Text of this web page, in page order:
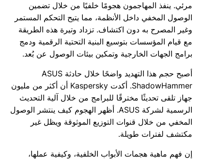
مرئي. ينفذ المهاجمون هجومًا خلفيًا من خلال تضمين
الوصول المخفي داخل الأنظمة، مما يتيح التحكم المستمر
وغير المصرح به دون اكتشاف. تزداد وتيرة هذه الطريقة
مع قيام المؤسسات بتوسيع البنية التحتية الرقمية ودمج
برامج الجهات الخارجية وتمكين بيئات الوصول عن بُعد.
أصبح حجم هذا التهديد واضحًا خلال حادثة ASUS
ShadowHammer. أكدت Kaspersky أن أكثر من مليون
جهاز تلقى تحديثًا مخترقًا للبرامج من خلال آلية التحديث
الرسمية لشركة ASUS. أظهر الهجوم كيف ينتشر الوصول
المخفي من خلال قنوات التوزيع الموثوقة ويظل غير
مكتشف لفترات طويلة.
إن فهم ماهية هجمات الأبواب الخلفية، وكيفية عملها،